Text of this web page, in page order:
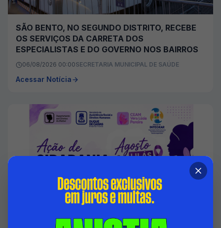
SÃO BENTO, NO SEGUNDO DISTRITO, RECEBE
OS SERVIÇOS DA CARRETA DOS
ESPECIALISTAS E DO GOVERNO NOS BAIRROS
06/08/2026 00:00SECRETARIA MUNICIPAL DE SAÚDE
Acessar Notícia
ALUSÃO A LEI MARIA DA PENHA